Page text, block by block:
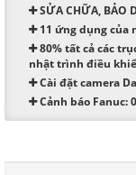
SỬA CHỮA, BẢO
11 ứng dụng của
80% tất cả các
nhật trình điều
Cài đặt camera
Cảnh báo Fanuc: